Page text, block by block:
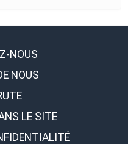
NOUS
NOUS
LE SITE